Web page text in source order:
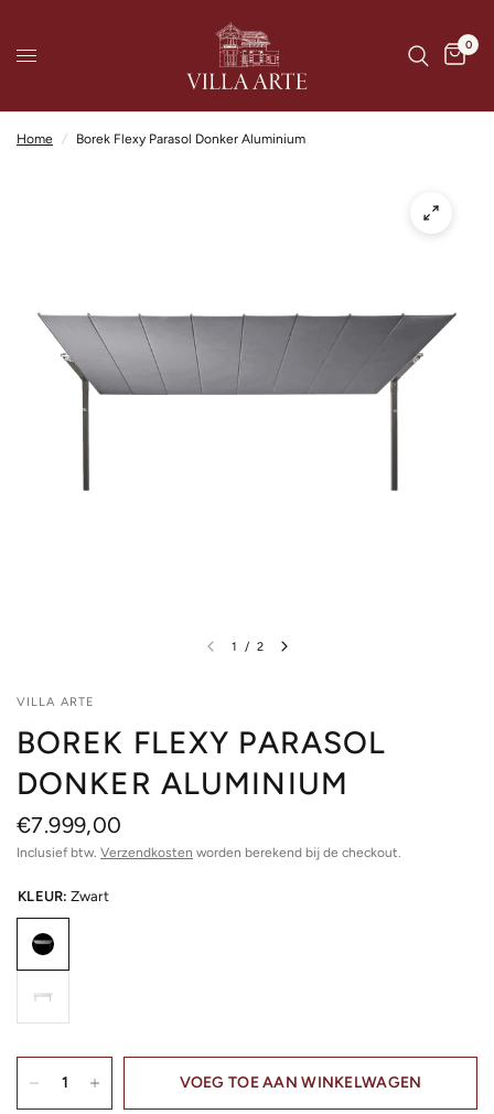
0
Home / Borek Flexy Parasol Donker Aluminium
1 / 2
VILLA ARTE
BOREK FLEXY PARASOL
DONKER ALUMINIUM
€7.999,00
Inclusief btw. Verzendkosten worden berekend bij de checkout.
KLEUR: Zwart
VOEG TOE AAN WINKELWAGEN